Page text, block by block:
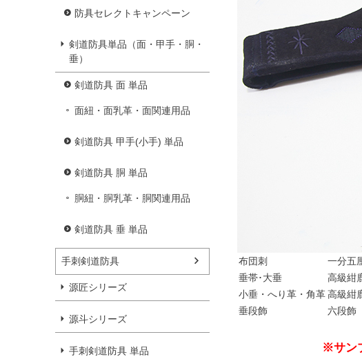
防具セレクトキャンペーン
剣道防具単品（面・甲手・胴・
垂）
剣道防具 面 単品
面紐・面乳革・面関連用品
剣道防具 甲手(小手) 単品
剣道防具 胴 単品
胴紐・胴乳革・胴関連用品
剣道防具 垂 単品
手刺剣道防具
源匠シリーズ
源斗シリーズ
手刺剣道防具 単品
布団刺
一分五
垂帯･大垂
高級紺
小垂・へり革・角革高級紺
垂段飾
六段飾
※サン